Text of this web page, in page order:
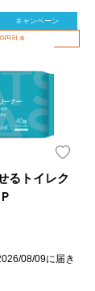
キャンペーン
円引き
るトイレク
08/09に届き